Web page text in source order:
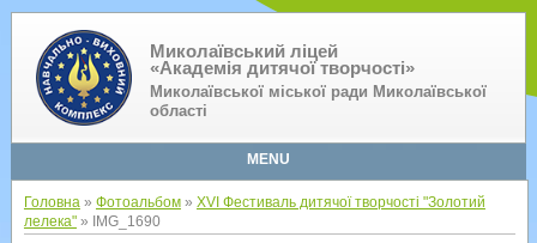
Миколаївський ліцей
«Академія дитячої творчості»
Миколаївської міської ради Миколаївської
області
MENU
Головна» Фотоальбом» XVI Фестиваль дитячої творчості "Золотий
лелека"» IMG_1690